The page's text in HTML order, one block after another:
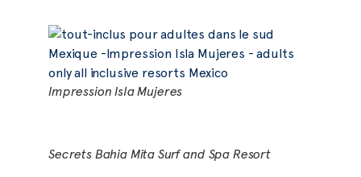
Impression Isla Mujeres
Secrets Bahia Mita Surf and Spa Resort